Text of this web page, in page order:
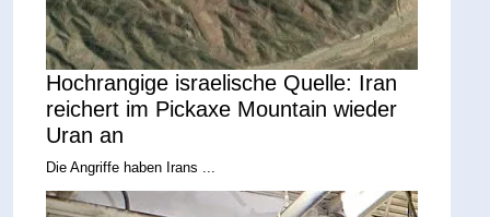
Hochrangige israelische Quelle: Iran
reichert im Pickaxe Mountain wieder
Uran an
Die Angriffe haben Irans ...